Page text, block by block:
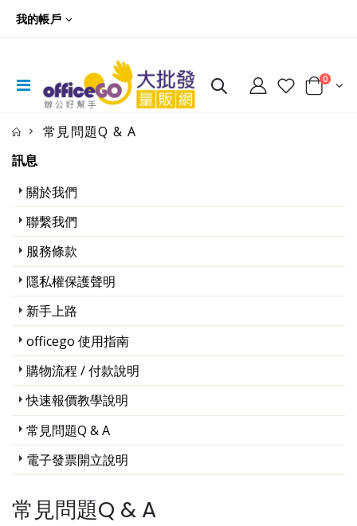
我的帳戶
0
常見問題Q & A
訊息
關於我們
聯繫我們
服務條款
隱私權保護聲明
新手上路
officego 使用指南
購物流程 / 付款說明
快速報價教學說明
常見問題Q & A
電子發票開立說明
常見問題Q & A